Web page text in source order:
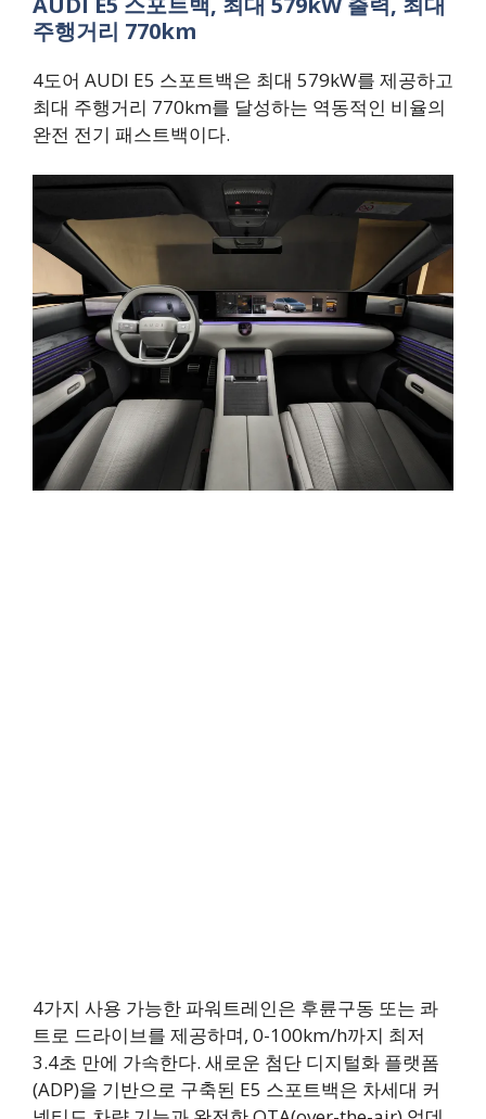
주행거리 770km
4도어 AUDI E5 스포트백은 최대 579kW를 제공하고
최대 주행거리 770km를 달성하는 역동적인 비율의
완전 전기 패스트백이다.
4가지 사용 가능한 파워트레인은 후륜구동 또는 콰
트로 드라이브를 제공하며, 0-100km/h까지 최저
3.4초 만에 가속한다. 새로운 첨단 디지털화 플랫폼
(ADP)을 기반으로 구축된 E5 스포트백은 차세대 커